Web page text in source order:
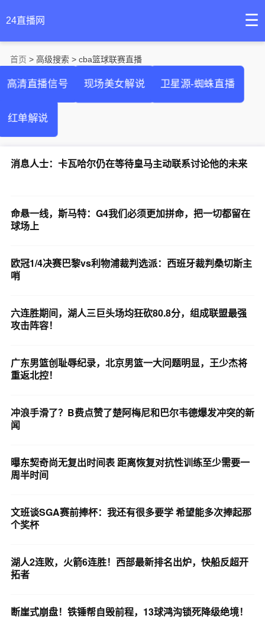
24直播网 ☰
首页 > 高级搜索 > cba篮球联赛直播
高清直播信号 现场美女解说 卫星源-蜘蛛直播
红单解说
消息人士：卡瓦哈尔仍在等待皇马主动联系讨论他的未来
命悬一线，斯马特：G4我们必须更加拼命，把一切都留在
球场上
欧冠1/4决赛巴黎vs利物浦裁判选派：西班牙裁判桑切斯主
哨
六连胜期间，湖人三巨头场均狂砍80.8分，组成联盟最强
攻击阵容！
广东男篮创耻辱纪录，北京男篮一大问题明显，王少杰将
重返北控！
冲浪手滑了？B费点赞了楚阿梅尼和巴尔韦德爆发冲突的新
闻
曝东契奇尚无复出时间表 距离恢复对抗性训练至少需要一
周半时间
文班谈SGA赛前捧杯：我还有很多要学 希望能多次捧起那
个奖杯
湖人2连败，火箭6连胜！西部最新排名出炉，快船反超开
拓者
断崖式崩盘！铁锤帮自毁前程，13球鸿沟锁死降级绝境！